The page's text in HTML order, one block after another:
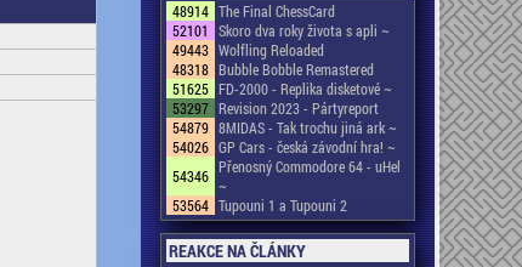
48914 The Final ChessCard
52101
Skoro dva roky života s apli ~
49443 Wolfling Reloaded
48318 Bubble Bobble Remastered
51625 FD-2000 - Replika disketové ~
53297 Revision 2023 - Pártyreport
54879 8MIDAS - Tak trochu jiná ark ~
54026 GP Cars - česká závodní hra! ~
54346 Přenosný Commodore 64 - uHel
~
53564 Tupouni 1 a Tupouni 2
REAKCE NA ČLÁNKY